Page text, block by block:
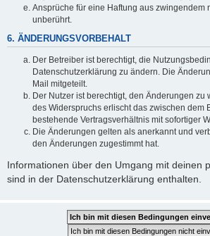
Ansprüche für eine Haftung aus zwingendem
unberührt.
6. ÄNDERUNGSVORBEHALT
Der Betreiber ist berechtigt, die
Datenschutzerklärung zu ändern. Die
Mail mitgeteilt.
Der Nutzer ist berechtigt, den Änderungen zu
des Widerspruchs erlischt das zwischen dem
bestehende Vertragsverhältnis mit sofortiger
Die Änderungen gelten als anerkannt und
den Änderungen zugestimmt hat.
Informationen über den Umgang mit deinen
sind in der Datenschutzerklärung enthalten.